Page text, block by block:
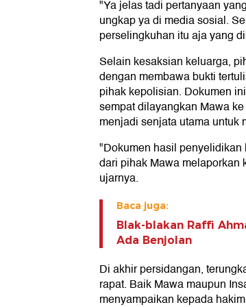
"Ya jelas tadi pertanyaan
ungkap ya di media sosial.
perselingkuhan itu aja yang
Selain kesaksian keluarga,
dengan membawa bukti
pihak kepolisian. Dokumen
sempat dilayangkan Mawa
menjadi senjata utama untuk
"Dokumen hasil
dari pihak Mawa melaporkan
ujarnya.
Baca juga:
Blak-blakan Raffi
Ada Benjolan
Di akhir persidangan,
rapat. Baik Mawa maupun
menyampaikan kepada